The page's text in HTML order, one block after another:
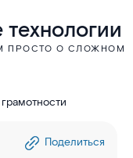
ПРОСТО О СЛОЖНОМ
Поделиться